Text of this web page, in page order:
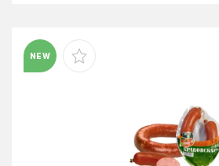
NEW